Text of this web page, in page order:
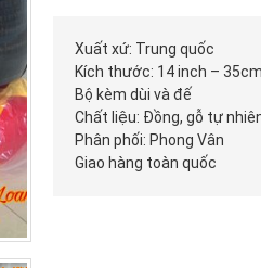
Xuất xứ: Trung quốc
Kích thước: 14 inch – 35cm
Bộ kèm dùi và đế
Chất liệu: Đồng, gỗ tự
Phân phối: Phong Vân
Giao hàng toàn quốc